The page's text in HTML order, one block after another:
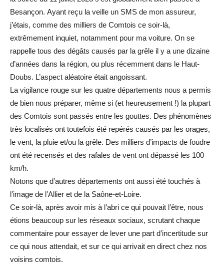
Besançon. Ayant reçu la veille un SMS de mon assureur,
j’étais, comme des milliers de Comtois ce soir-là,
extrêmement inquiet, notamment pour ma voiture. On se
rappelle tous des dégâts causés par la grêle il y a une dizaine
d’années dans la région, ou plus récemment dans le Haut-
Doubs. L’aspect aléatoire était angoissant.
La vigilance rouge sur les quatre départements nous a permis
de bien nous préparer, même si (et heureusement !) la plupart
des Comtois sont passés entre les gouttes. Des phénomènes
très localisés ont toutefois été repérés causés par les orages,
le vent, la pluie et/ou la grêle. Des milliers d’impacts de foudre
ont été recensés et des rafales de vent ont dépassé les 100
km/h.
Notons que d’autres départements ont aussi été touchés à
l’image de l’Allier et de la Saône-et-Loire.
Ce soir-là, après avoir mis à l’abri ce qui pouvait l’être, nous
étions beaucoup sur les réseaux sociaux, scrutant chaque
commentaire pour essayer de lever une part d’incertitude sur
ce qui nous attendait, et sur ce qui arrivait en direct chez nos
voisins comtois.